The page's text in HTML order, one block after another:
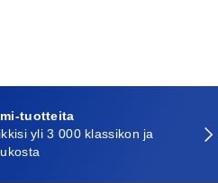
tuotteita
yli 3 000 klassikon ja